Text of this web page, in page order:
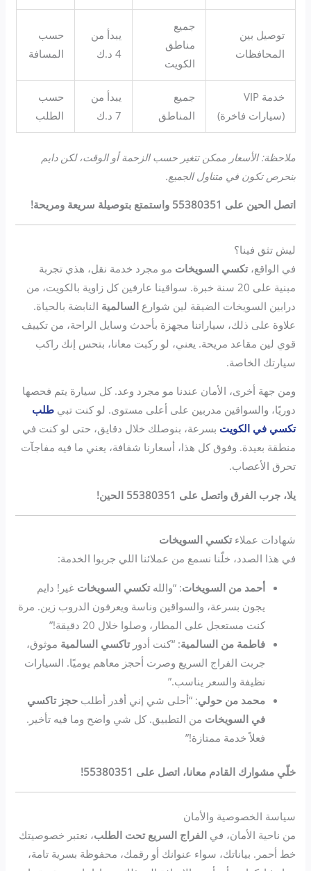
توصيل بين
المحافظات
جميع
مناطق
الكويت
يبدأ من
4 د.ك
حسب
المسافة
خدمة VIP
(سيارات فاخرة)
جميع
المناطق
يبدأ من
7 د.ك
حسب
الطلب
ملاحظة: الأسعار ممكن تتغير حسب الزحمة أو الوقت، لكن دايم
بنحرص تكون في متناول الجميع.
اتصل الحين على 55380351 واستمتع بتوصيلة سريعة ومريحة!
ليش تثق فينا؟
في الواقع،تكسي السويخات مو مجرد خدمة نقل، هذي تجربة
مبنية على 20 سنة خبرة. سواقينا عارفين كل زاوية بالكويت، من
درابين السويخات الضيقة لين شوارعالسالمية النابضة بالحياة.
علاوة على ذلك، سياراتنا مجهزة بأحدث وسايل الراحة، من تكييف
قوي لين مقاعد مريحة. يعني، لو ركبت معانا، بتحس إنك راكب
سيارتك الخاصة.
ومن جهة أخرى، الأمان عندنا مو مجرد وعد. كل سيارة يتم فحصها
دوريًا، والسواقين مدربين على أعلى مستوى. لو كنت تبيطلب
تكسي في الكويت بسرعة، بنوصلك خلال دقايق، حتى لو كنت في
منطقة بعيدة. وفوق كل هذا، أسعارنا شفافة، يعني ما فيه مفاجآت
تحرق الأعصاب.
يلا، جرب الفرق واتصل على 55380351 الحين!
شهادات عملاءتكسي السويخات
في هذا الصدد، خلّنا نسمع من عملائنا اللي جربوا الخدمة:
أحمد من السويخات: “واللهتكسي السويخات غير! دايم
يجون بسرعة، والسواقين وناسة ويعرفون الدروب زين. مرة
كنت مستعجل على المطار، وصلوا خلال 20 دقيقة!”
فاطمة من السالمية: “كنت أدورتاكسي السالمية موثوق،
جربت الفراج السريع وصرت أحجز معاهم يوميًا. السيارات
نظيفة والسعر يناسب.”
محمد من حولي: “أحلى شي إني أقدر أطلبحجز تاكسي
في السويخات من التطبيق. كل شي واضح وما فيه تأخير.
فعلاً خدمة ممتازة!”
خلّي مشوارك القادم معانا، اتصل على 55380351!
سياسة الخصوصية والأمان
من ناحية الأمان، فيالفراج السريع تحت الطلب، نعتبر خصوصيتك
خط أحمر. بياناتك، سواء عنوانك أو رقمك، محفوظة بسرية تامة،